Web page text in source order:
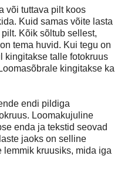
või tuttava pilt koos
Kuid samas võite lasta
Kõik sõltub sellest,
tema huvid. Kui tegu on
kingitakse talle fotokruus
kingitakse ka
endi pildiga
Loomakujuline
enda ja tekstid seovad
jaoks on selline
lemmik kruusiks, mida iga